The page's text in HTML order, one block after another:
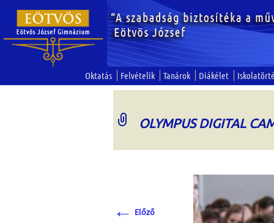
Oktatás Felvételik Tanárok Diákélet
OLYMPUS DIGITAL
← Előző